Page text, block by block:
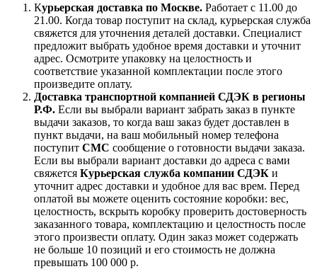
Курьерская доставка по Москве. Работает с 11.00 до
21.00. Когда товар поступит на склад, курьерская служба
свяжется для уточнения деталей доставки. Специалист
предложит выбрать удобное время доставки и уточнит
адрес. Осмотрите упаковку на целостность и
соответствие указанной комплектации после этого
произведите оплату.
Доставка транспортной компанией СДЭК в регионы
Р.Ф. Если вы выбрали вариант забрать заказ в пункте
выдачи заказов, то когда ваш заказ будет доставлен в
пункт выдачи, на ваш мобильный номер телефона
поступит СМС сообщение о готовности выдачи заказа.
Если вы выбрали вариант доставки до адреса с вами
свяжется Курьерская служба компании СДЭК и
уточнит адрес доставки и удобное для вас врем. Перед
оплатой вы можете оценить состояние коробки: вес,
целостность, вскрыть коробку проверить достоверность
заказанного товара, комплектацию и целостность после
этого произвести оплату. Один заказ может содержать
не больше 10 позиций и его стоимость не должна
превышать 100 000 р.